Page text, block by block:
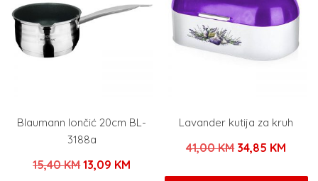
Blaumann lončić 20cm BL-
3188a
15,40KMIzvorna
13,09 KM
Lavander kutija za kruh
41,00KM Izvorna
34,85 KM